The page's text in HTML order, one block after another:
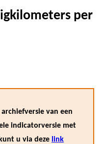
per
van een
indicatorversie met
u via deze link